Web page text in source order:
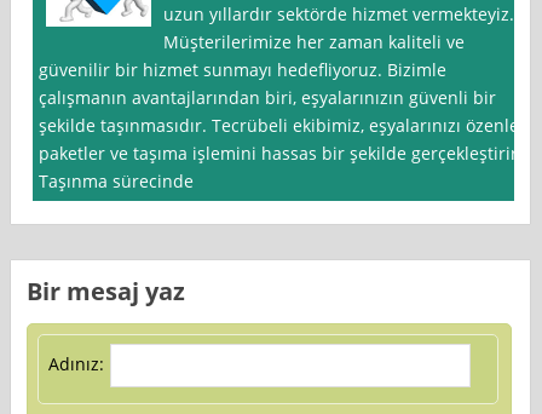
uzun yıllardır sektörde hizmet vermekteyiz.
Müşterilerimize her zaman kaliteli ve
güvenilir bir hizmet sunmayı hedefliyoruz. Bizimle
çalışmanın avantajlarından biri, eşyalarınızın güvenli bir
şekilde taşınmasıdır. Tecrübeli ekibimiz, eşyalarınızı özenle
paketler ve taşıma işlemini hassas bir şekilde gerçekleştirir.
Taşınma sürecinde
Bir mesaj yaz
Adınız: